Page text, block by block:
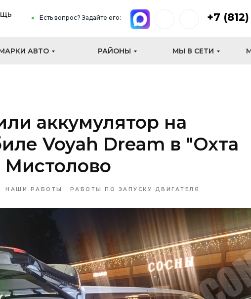
Есть вопрос? Задайте его: +7
АВТО РАЙОНЫ МЫ В СЕТИ
аккумулятор на
Voyah Dream в "Охта
Мистолово
НАШИ РАБОТЫ РАБОТЫ ПО ЗАПУСКУ ДВИГАТЕЛЯ